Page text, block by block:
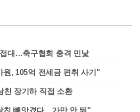
대…축구협회 충격 민낯
원, 105억 전세금 편취 사기"
친 장기하 직접 소환
친 빼앗겼다…가만 안 둬"